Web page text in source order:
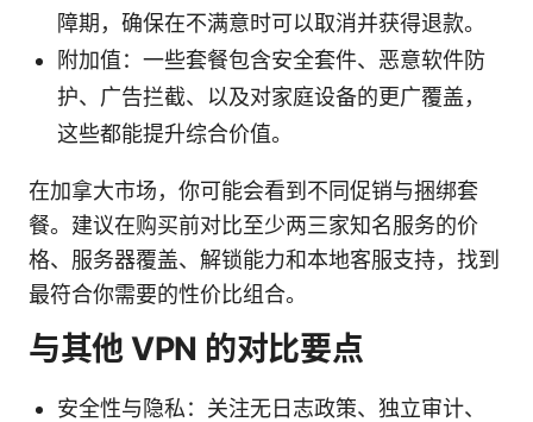
障期，确保在不满意时可以取消并获得退款。
附加值：一些套餐包含安全套件、恶意软件防
护、广告拦截、以及对家庭设备的更广覆盖，
这些都能提升综合价值。
在加拿大市场，你可能会看到不同促销与捆绑套
餐。建议在购买前对比至少两三家知名服务的价
格、服务器覆盖、解锁能力和本地客服支持，找到
最符合你需要的性价比组合。
与其他 VPN 的对比要点
安全性与隐私：关注无日志政策、独立审计、